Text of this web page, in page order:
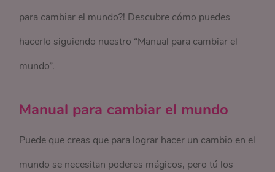
para cambiar el mundo?! Descubre cómo puedes
hacerlo siguiendo nuestro “Manual para cambiar el
mundo”.
Manual para cambiar el mundo
Puede que creas que para lograr hacer un cambio en el
mundo se necesitan poderes mágicos, pero tú los